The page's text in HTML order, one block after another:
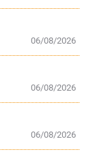
06/08/2026
06/08/2026
06/08/2026